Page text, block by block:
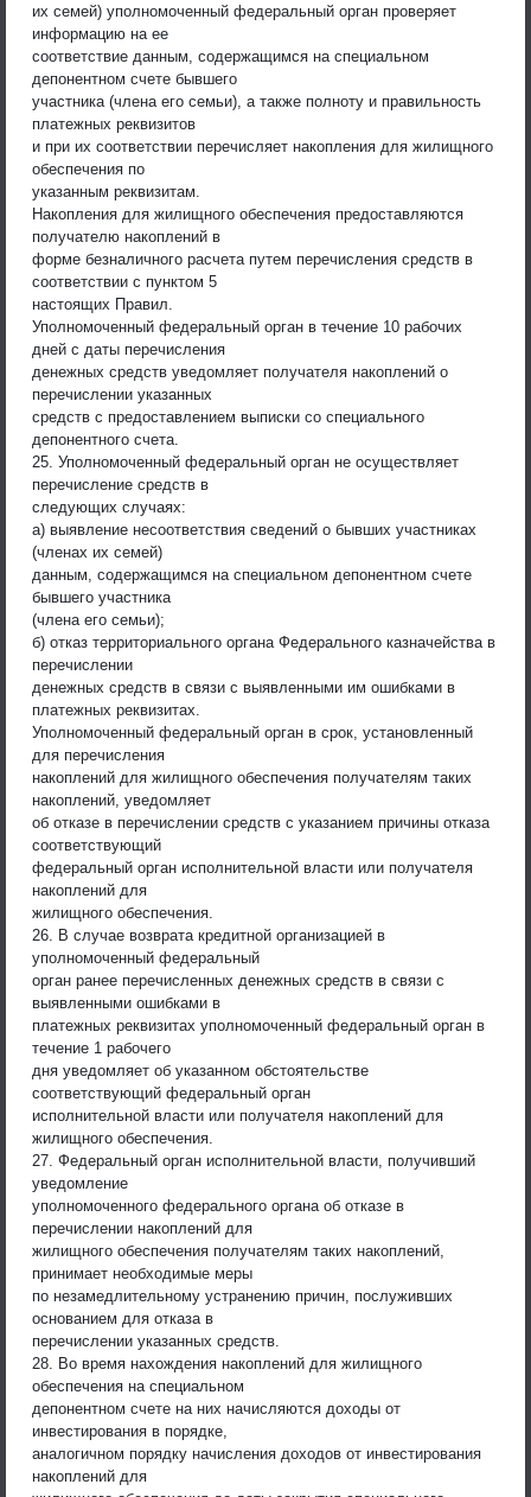
их семей) уполномоченный федеральный орган проверяет
информацию на ее
соответствие данным, содержащимся на специальном
депонентном счете бывшего
участника (члена его семьи), а также полноту и правильность
платежных реквизитов
и при их соответствии перечисляет накопления для жилищного
обеспечения по
указанным реквизитам.
Накопления для жилищного обеспечения предоставляются
получателю накоплений в
форме безналичного расчета путем перечисления средств в
соответствии с пунктом 5
настоящих Правил.
Уполномоченный федеральный орган в течение 10 рабочих
дней с даты перечисления
денежных средств уведомляет получателя накоплений о
перечислении указанных
средств с предоставлением выписки со специального
депонентного счета.
25. Уполномоченный федеральный орган не осуществляет
перечисление средств в
следующих случаях:
а) выявление несоответствия сведений о бывших участниках
(членах их семей)
данным, содержащимся на специальном депонентном счете
бывшего участника
(члена его семьи);
б) отказ территориального органа Федерального казначейства в
перечислении
денежных средств в связи с выявленными им ошибками в
платежных реквизитах.
Уполномоченный федеральный орган в срок, установленный
для перечисления
накоплений для жилищного обеспечения получателям таких
накоплений, уведомляет
об отказе в перечислении средств с указанием причины отказа
соответствующий
федеральный орган исполнительной власти или получателя
накоплений для
жилищного обеспечения.
26. В случае возврата кредитной организацией в
уполномоченный федеральный
орган ранее перечисленных денежных средств в связи с
выявленными ошибками в
платежных реквизитах уполномоченный федеральный орган в
течение 1 рабочего
дня уведомляет об указанном обстоятельстве
соответствующий федеральный орган
исполнительной власти или получателя накоплений для
жилищного обеспечения.
27. Федеральный орган исполнительной власти, получивший
уведомление
уполномоченного федерального органа об отказе в
перечислении накоплений для
жилищного обеспечения получателям таких накоплений,
принимает необходимые меры
по незамедлительному устранению причин, послуживших
основанием для отказа в
перечислении указанных средств.
28. Во время нахождения накоплений для жилищного
обеспечения на специальном
депонентном счете на них начисляются доходы от
инвестирования в порядке,
аналогичном порядку начисления доходов от инвестирования
накоплений для